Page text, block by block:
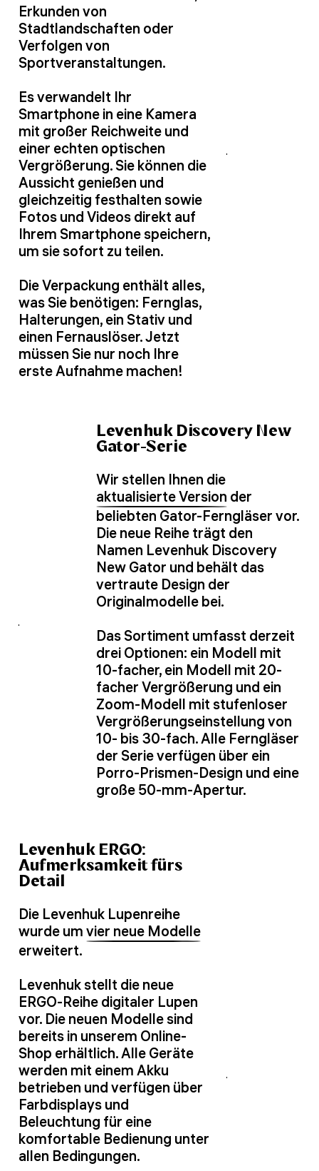
Erkunden von
Stadtlandschaften oder
Verfolgen von
Sportveranstaltungen.
Es verwandelt Ihr
Smartphone in eine Kamera
mit großer Reichweite und
einer echten optischen
Vergrößerung. Sie können die
Aussicht genießen und
gleichzeitig festhalten sowie
Fotos und Videos direkt auf
Ihrem Smartphone speichern,
um sie sofort zu teilen.
Die Verpackung enthält alles,
was Sie benötigen: Fernglas,
Halterungen, ein Stativ und
einen Fernauslöser. Jetzt
müssen Sie nur noch Ihre
erste Aufnahme machen!
Levenhuk Discovery New
Gator-Serie
Wir stellen Ihnen die
aktualisierte Version der
beliebten Gator-Ferngläser vor.
Die neue Reihe trägt den
Namen Levenhuk Discovery
New Gator und behält das
vertraute Design der
Originalmodelle bei.
Das Sortiment umfasst derzeit
drei Optionen: ein Modell mit
10-facher, ein Modell mit 20-
facher Vergrößerung und ein
Zoom-Modell mit stufenloser
Vergrößerungseinstellung von
10- bis 30-fach. Alle Ferngläser
der Serie verfügen über ein
Porro-Prismen-Design und eine
große 50-mm-Apertur.
Levenhuk ERGO:
Aufmerksamkeit fürs
Detail
Die Levenhuk Lupenreihe
wurde um vier neue Modelle
erweitert.
Levenhuk stellt die neue
ERGO-Reihe digitaler Lupen
vor. Die neuen Modelle sind
bereits in unserem Online-
Shop erhältlich. Alle Geräte
werden mit einem Akku
betrieben und verfügen über
Farbdisplays und
Beleuchtung für eine
komfortable Bedienung unter
allen Bedingungen.